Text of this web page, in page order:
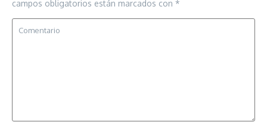
campos obligatorios están marcados con *